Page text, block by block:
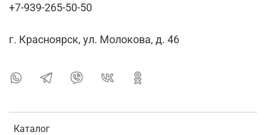
Каталог
+7-939-265-50-50
г. Красноярск, ул. Молокова, д. 46